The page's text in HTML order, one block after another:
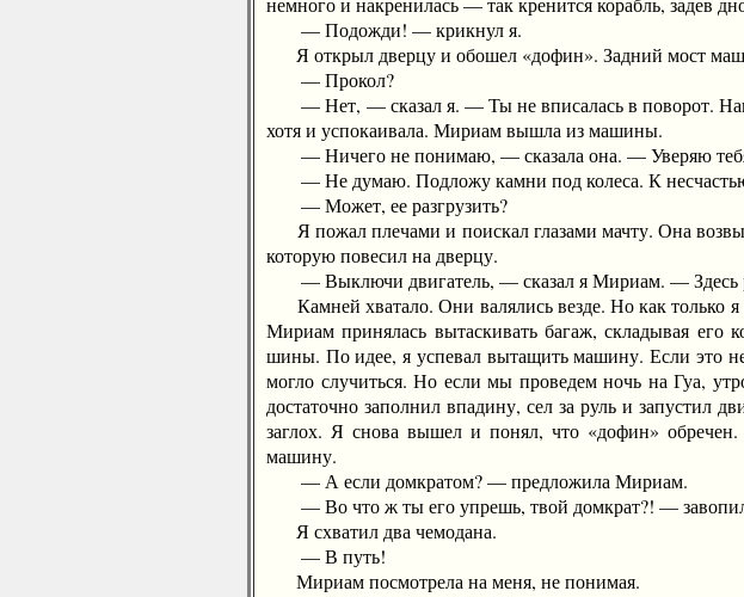
— Подожди! — крикнул я.
Я открыл дверцу и обошел «дофин». Задний мост
— Прокол?
— Нет, — сказал я. — Ты не вписалась в поворот.
хотя и успокаивала. Мириам вышла из машины.
— Ничего не понимаю, — сказала она. — Уверяю тебя,
— Не думаю. Подложу камни под колеса. К
— Может, ее разгрузить?
Я пожал плечами и поискал глазами мачту. Она
которую повесил на дверцу.
— Выключи двигатель, — сказал я Мириам. — Здесь
Камней хватало. Они валялись везде. Но как только я
Мириам принялась вытаскивать багаж, складывая
шины. По идее, я успевал вытащить машину. Если это не
могло случиться. Но если мы проведем ночь на Гуа,
достаточно заполнил впадину, сел за руль и запустил
заглох. Я снова вышел и понял, что «дофин»
машину.
— А если домкратом? — предложила Мириам.
— Во что ж ты его упрешь, твой домкрат?! —
Я схватил два чемодана.
— В путь!
Мириам посмотрела на меня, не понимая.